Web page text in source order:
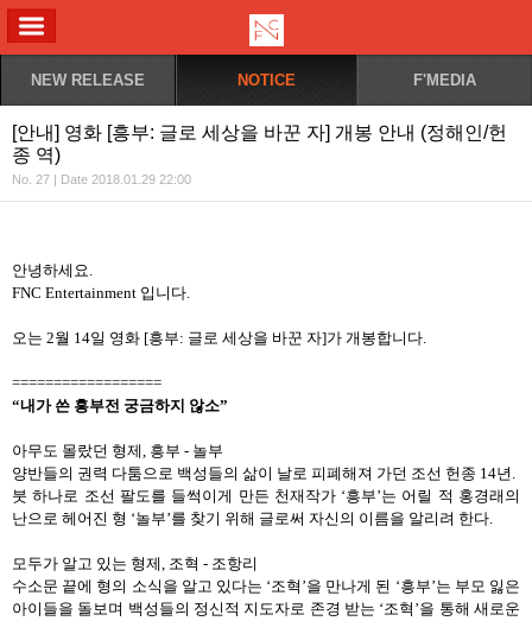
NEW RELEASE NOTICE F'MEDIA
[안내] 영화 [흥부: 글로 세상을 바꾼 자] 개봉 안내 (정해인/헌
종 역)
No. 27 | Date 2018.01.29 22:00
안녕하세요.
FNC Entertainment 입니다.
오는 2월 14일 영화 [흥부: 글로 세상을 바꾼 자]가 개봉합니다.
==================
“내가 쓴 흥부전 궁금하지 않소”
아무도 몰랐던 형제, 흥부 - 놀부
양반들의 권력 다툼으로 백성들의 삶이 날로 피폐해져 가던 조선 헌종 14년 .
붓 하나로 조선 팔도를 들썩이게 만든 천재작가‘흥부’는 어릴 적 홍경래의
난으로 헤어진 형 ‘놀부’를 찾기 위해 글로써 자신의 이름을 알리려 한다.
모두가 알고 있는 형제, 조혁 - 조항리
수소문 끝에 형의 소식을 알고 있다는 ‘조혁 ’을 만나게 된 ‘흥부’는 부모 잃은
아이들을 돌보며 백성들의 정신적 지도자로 존경 받는 ‘조혁 ’을 통해 새로운